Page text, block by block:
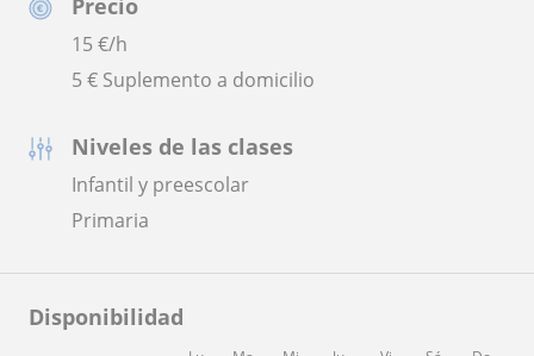
15€/h
5 € Suplemento a domicilio
Niveles de las clases
Infantil y preescolar
Primaria
Disponibilidad